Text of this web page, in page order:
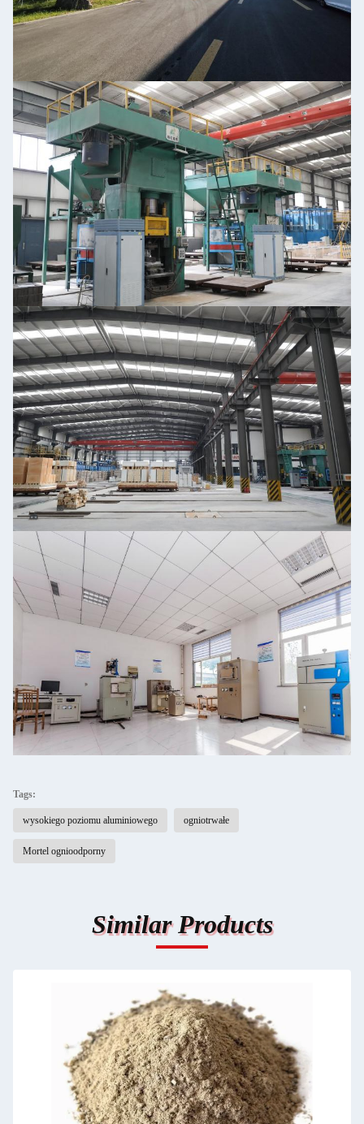
Tags:
wysokiego poziomu aluminiowego ogniotrwałe
Mortel ognioodporny
Similar Products